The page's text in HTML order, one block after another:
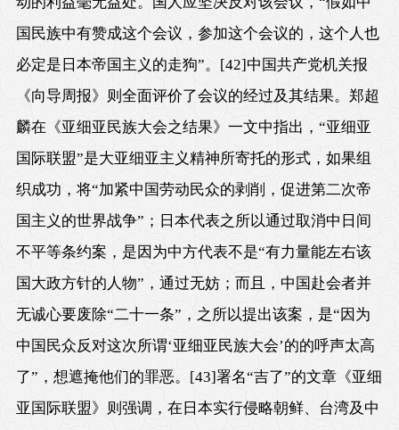
国民族中有赞成这个会议，参加这个会议的，这个人也
必定是日本帝国主义的走狗”。
[42] 中国共产党机关报
《向导周报》则全面评价了会议的经过及其结果。郑超
麟在《亚细亚民族大会之结果》一文中指出，“亚细亚
国际联盟”是大亚细亚主义精神所寄托的形式，如果组
织成功，将“加紧中国劳动民众的剥削，促进第二次帝
国主义的世界战争”；日本代表之所以通过取消中日间
不平等条约案，是因为中方代表不是“有力量能左右该
国大政方针的人物”，通过无妨；而且，中国赴会者并
无诚心要废除“二十一条”，之所以提出该案，是“因为
中国民众反对这次所谓‘亚细亚民族大会’的的呼声太高
了”，想遮掩他们的罪恶。
[43]署名“吉了”的文章《亚细
亚国际联盟》则强调，在日本实行侵略朝鲜、台湾及中